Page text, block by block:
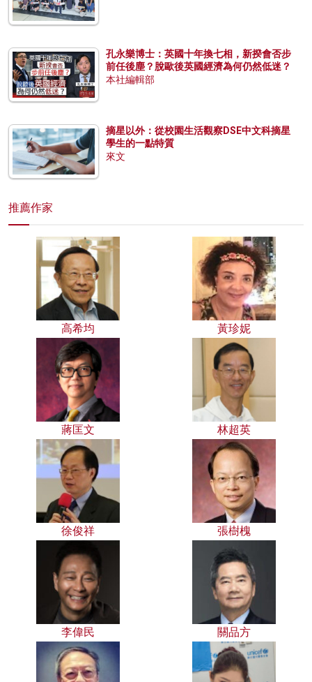
孔永樂博士：英國十年換七相，新揆會否步
前任後塵？脫歐後英國經濟為何仍然低迷？
本社編輯部
摘星以外：從校園生活觀察DSE中文科摘星
學生的一點特質
來文
推薦作家
高希均 黃珍妮
蔣匡文 林超英
徐俊祥 張樹槐
李偉民 關品方